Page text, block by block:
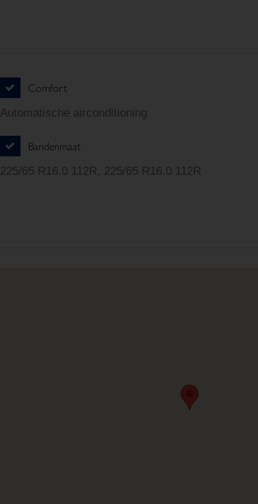
Comfort
Automatische airconditioning
Bandenmaat
225/65 R16.0 112R, 225/65 R16.0 112R